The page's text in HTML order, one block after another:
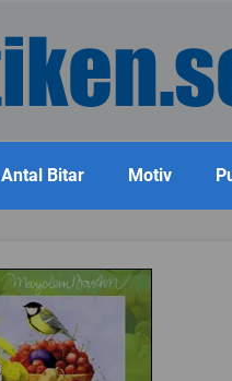
Antal Bitar Motiv